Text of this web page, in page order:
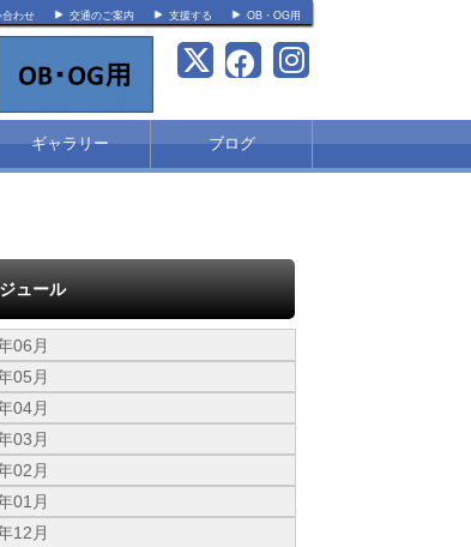
合わせ 交通のご案内 支援する OB・OG用
ギャラリー ブログ
ュール
06月
05月
04月
03月
02月
01月
12月